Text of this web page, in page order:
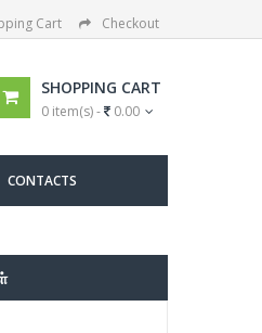
Cart Checkout
SHOPPING CART
0 item(s) - 0.00
CONTACTS